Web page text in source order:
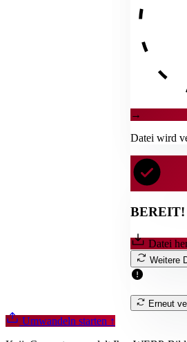
→
Datei wird
BEREIT!
Datei
Weitere
Erneut
Umwandeln starten ↑